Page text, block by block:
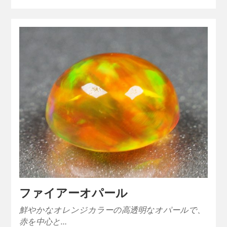
ファイアーオパール
鮮やかなオレンジカラーの高透明なオパールで、
赤を中心と…